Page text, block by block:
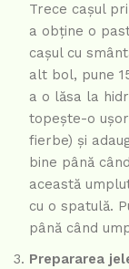
Trece cașul
a obține o
cașul cu
alt bol, pune
a o lăsa la
topește-o
fierbe) și
bine până
această
cu o spatulă.
până când
Prepararea